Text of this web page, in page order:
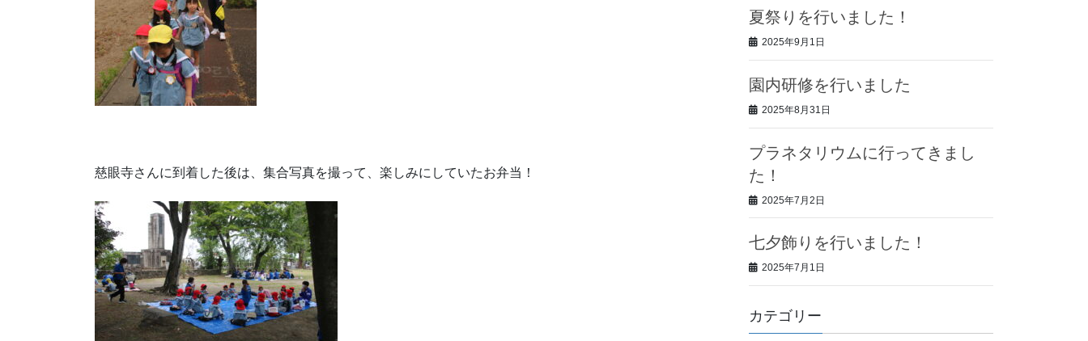
慈眼寺さんに到着した後は、集合写真を撮って、楽しみにしていたお弁当！
夏祭りを行いました！
2025年9月1日
園内研修を行いました
2025年8月31日
プラネタリウムに行ってきまし
た！
2025年7月2日
七夕飾りを行いました！
2025年7月1日
カテゴリー